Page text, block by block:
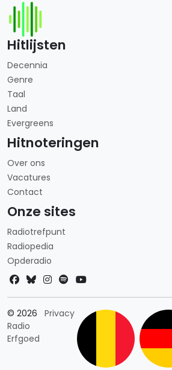
Hitlijsten
Decennia
Genre
Taal
Land
Evergreens
Hitnoteringen
Over ons
Vacatures
Contact
Onze sites
Radiotrefpunt
Radiopedia
Opderadio
© 2026
Radio
Erfgoed
PrivacyLandkeuze